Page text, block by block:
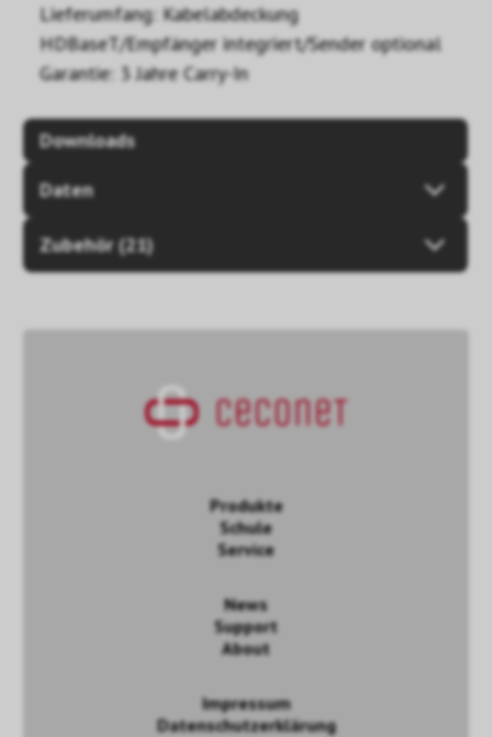
Lieferumfang: Kabelabdeckung
HDBaseT/Empfänger integriert/Sender optional
Garantie: 3 Jahre Carry-In
Downloads
Daten
Zubehör (21)
Produkte
Schule
Service
News
Support
About
Impressum
Datenschutzerklärung